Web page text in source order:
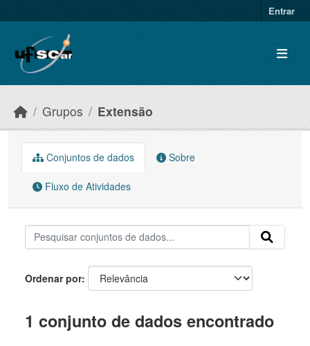
Entrar
Grupos Extensão
Conjuntos de dados Sobre
Fluxo de Atividades
Ordenar por
1 conjunto de dados encontrado